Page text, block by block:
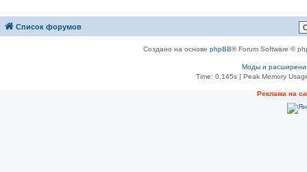
Список форумов
Создано на основе phpBB® Forum Software ©
Моды и
Time: 0.145s| Peak Memory
Реклама на